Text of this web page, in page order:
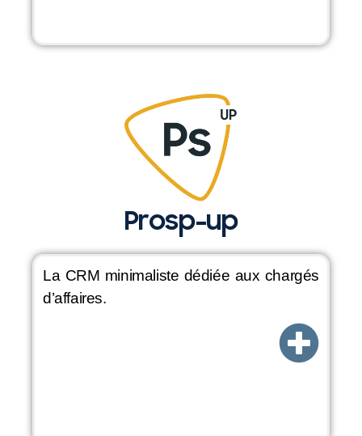
Prosp-up
La CRM minimaliste dédiée aux chargés
d’affaires.